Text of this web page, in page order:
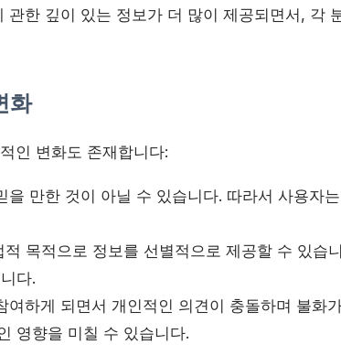
관한 깊이 있는 정보가 더 많이 제공되면서, 각
화
인 변화도 존재합니다:
을 만한 것이 아닐 수 있습니다. 따라서 사용자
목적으로 정보를 선별적으로 제공할 수 있습
다.
여하게 되면서 개인적인 의견이 충돌하며 불화
영향을 미칠 수 있습니다.